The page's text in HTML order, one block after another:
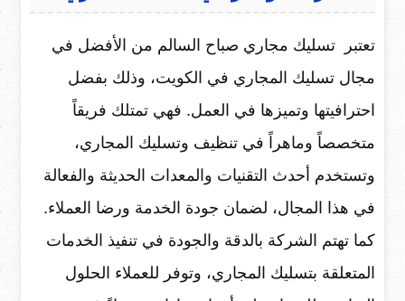
تعتبر تسليك مجاري صباح السالم من الأفضل في
مجال تسليك المجاري في الكويت، وذلك بفضل
احترافيتها وتميزها في العمل. فهي تمتلك فريقاً
متخصصاً وماهراً في تنظيف وتسليك المجاري،
وتستخدم أحدث التقنيات والمعدات الحديثة والفعالة
في هذا المجال، لضمان جودة الخدمة ورضا العملاء.
كما تهتم الشركة بالدقة والجودة في تنفيذ الخدمات
المتعلقة بتسليك المجاري، وتوفر للعملاء الحلول